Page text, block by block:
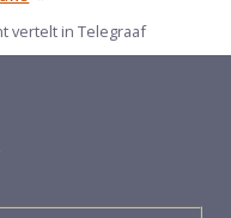
vertelt in Telegraaf